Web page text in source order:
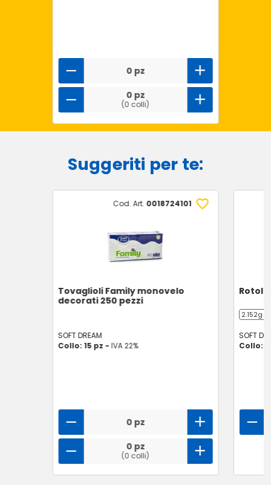
0 pz
0 pz
(0 colli)
Suggeriti per te:
Cod. Art. 0018724101
Tovaglioli Family monovelo
decorati 250 pezzi
SOFT DREAM
Collo: 15 pz - IVA 22%
0 pz
0 pz
(0 colli)
2.152g
SOFT
Collo: